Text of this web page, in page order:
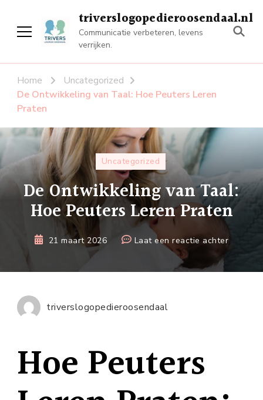
triverslogopedieroosendaal.nl
Communicatie verbeteren, levens
verrijken.
Home
Uncategorized
De Ontwikkeling van Taal: Hoe Peuters Leren
Praten
Uncategorized
De Ontwikkeling van Taal:
Hoe Peuters Leren Praten
21 maart 2026 Laat een reactie achterop
triverslogopedieroosendaal
Hoe Peuters